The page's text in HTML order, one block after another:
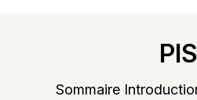
Sommaire